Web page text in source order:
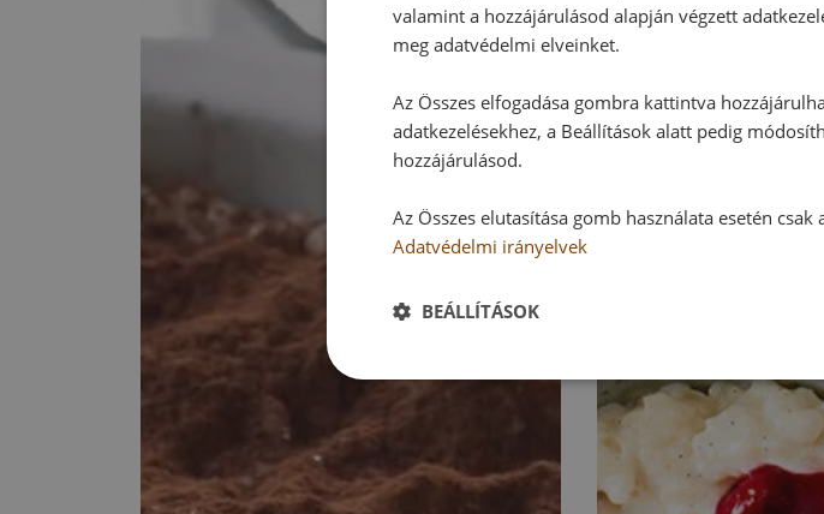
valamint a hozzájárulásod alapján végzett
meg adatvédelmi elveinket.
Az Összes elfogadása gombra kattintva
adatkezelésekhez, a Beállítások alatt pedig
hozzájárulásod.
Az Összes elutasítása gomb használata esetén
Adatvédelmi irányelvek
BEÁLLÍTÁSOK